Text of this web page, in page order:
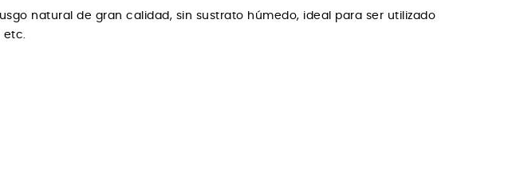
natural de gran calidad, sin sustrato húmedo, ideal para ser utilizado